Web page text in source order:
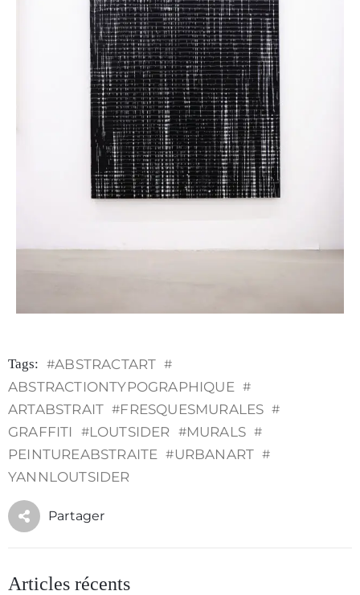
Tags: #ABSTRACTART #
ABSTRACTIONTYPOGRAPHIQUE #
ARTABSTRAIT #FRESQUESMURALES #
GRAFFITI #LOUTSIDER #MURALS #
PEINTUREABSTRAITE #URBANART #
YANNLOUTSIDER
Partager
Articles récents